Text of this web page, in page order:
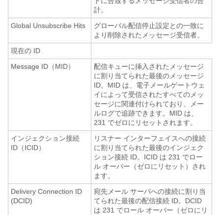
計。
Global Unsubscribe Hits
グローバル配信停止設定との一致に
より削除されたメッセージ受信者。
現在の ID
Message ID（MID）
配信キューに挿入されたメッセージ
に割り当てられた最後のメッセージ
ID。MID は、 電子メールゲートウェ
イによって受信されたすべてのメッ
セージに関連付けられており、メー
ルログで追跡できます。MID は、
231 でゼロにリセットされます。
インジェクション接続
ID（ICID）
リスナー インターフェイスへの接続
に割り当てられた最後のインジェク
ション接続 ID。ICID は 231 でロー
ル オーバー（ゼロにリセット）され
ます。
Delivery Connection ID
(DCID)
宛先メール サーバへの接続に割り当
てられた最後の配信接続 ID。DCID
は 231 でロール オーバー（ゼロにリ